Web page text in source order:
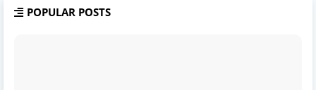
POPULAR POSTS